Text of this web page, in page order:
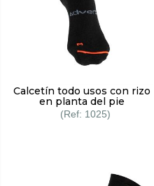
Calcetín todo usos con rizo
en planta del pie
1025